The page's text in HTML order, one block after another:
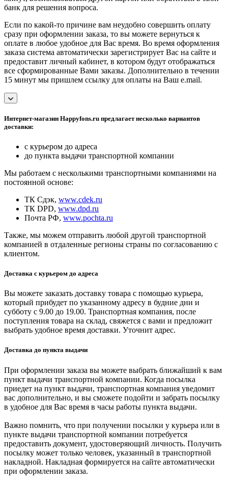
банк для решения вопроса.
Если по какой-то причине вам неудобно совершить оплату
сразу при оформлении заказа, то вы можете вернуться к
оплате в любое удобное для Вас время. Во время оформления
заказа система автоматически зарегистрирует Вас на сайте и
предоставит личный кабинет, в котором будут отображаться
все сформированные Вами заказы. Дополнительно в течении
15 минут мы пришлем ссылку для оплаты на Ваш e.mail.
Интернет-магазин Happyfons.ru предлагает несколько вариантов
доставки:
с курьером до адреса
до пункта выдачи транспортной компании
Мы работаем с несколькими транспортными компаниями на
постоянной основе:
ТК Сдэк, www.cdek.ru
ТК DPD, www.dpd.ru
Почта РФ, www.pochta.ru
Также, мы можем отправить любой другой транспортной
компанией в отдаленные регионы страны по согласованию с
клиентом.
Доставка с курьером до адреса
Вы можете заказать доставку товара с помощью курьера,
который прибудет по указанному адресу в будние дни и
субботу с 9.00 до 19.00. Транспортная компания, после
поступления товара на склад, свяжется с вами и предложит
выбрать удобное время доставки. Уточнит адрес.
Доставка до пункта выдачи
При оформлении заказа вы можете выбрать ближайший к вам
пункт выдачи транспортной компании. Когда посылка
приедет на пункт выдачи, транспортная компания уведомит
вас дополнительно, и вы сможете подойти и забрать посылку
в удобное для Вас время в часы работы пункта выдачи.
Важно помнить, что при получении посылки у курьера или в
пункте выдачи транспортной компании потребуется
предоставить документ, удостоверяющий личность. Получить
посылку может только человек, указанный в транспортной
накладной. Накладная формируется на сайте автоматически
при оформлении заказа.